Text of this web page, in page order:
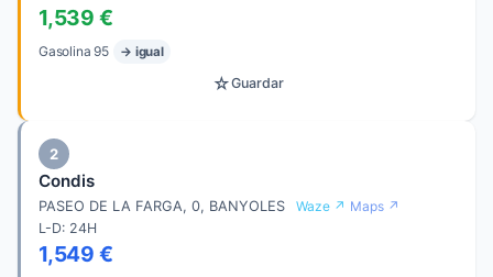
1,539 €
Gasolina 95 → igual
☆Guardar
2
Condis
PASEO DE LA FARGA, 0, BANYOLES Waze ↗ Maps ↗
L-D: 24H
1,549 €